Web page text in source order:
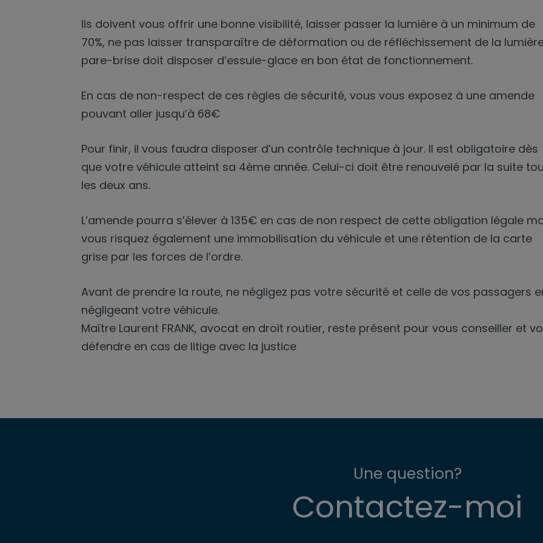
Ils doivent vous offrir une bonne visibilité, laisser passer la lumière à un minimum de
70%, ne pas laisser transparaître de déformation ou de réfléchissement de la
pare-brise doit disposer d’essuie-glace en bon état de fonctionnement.
En cas de non-respect de ces règles de sécurité, vous vous exposez à une amende
pouvant aller jusqu’à 68€
Pour finir, il vous faudra disposer d’un contrôle technique à jour. Il est obligatoire dès
que votre véhicule atteint sa 4ème année. Celui-ci doit être renouvelé par la suite
les deux ans.
L’amende pourra s’élever à 135€ en cas de non respect de cette obligation légale
vous risquez également une immobilisation du véhicule et une rétention de la carte
grise par les forces de l’ordre.
Avant de prendre la route, ne négligez pas votre sécurité et celle de vos passagers
négligeant votre véhicule.
Maître Laurent FRANK, avocat en droit routier, reste présent pour vous conseiller et
défendre en cas de litige avec la justice
Une question?
Contactez-moi